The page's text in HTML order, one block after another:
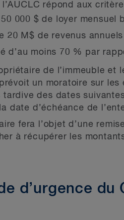
répond aux
000 $ de loyer mensuel
20 M$ de revenus
d’au moins 70 % par
de l’immeuble
un moratoire sur
tardive des dates
date d’échéance de
fera l’objet d’une
à récupérer les
d’urgence